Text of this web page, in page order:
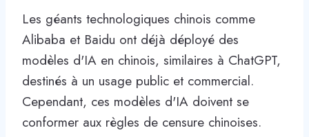
Les géants technologiques chinois comme
Alibaba et Baidu ont déjà déployé des
modèles d'IA en chinois, similaires à ChatGPT,
destinés à un usage public et commercial.
Cependant, ces modèles d'IA doivent se
conformer aux règles de censure chinoises.